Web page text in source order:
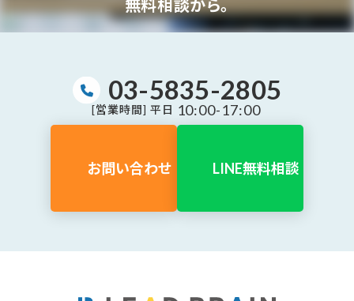
無料相談から。
03-5835-2805
[営業時間] 平日 10:00-17:00
お問い合わせ LINE無料相談